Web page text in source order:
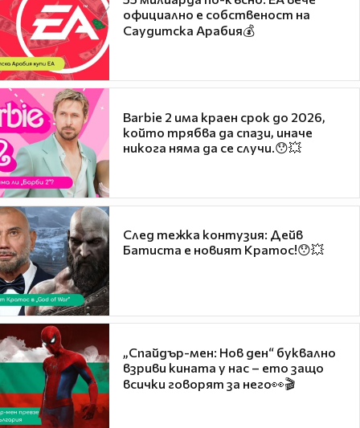
официално е собственост на
Саудитска Арабия💰
Barbie 2 има краен срок до 2026,
който трябва да спази, иначе
никога няма да се случи.😯💥
След тежка контузия: Дейв
Батиста е новият Кратос!😯💥
„Спайдър-мен: Нов ден“ буквално
взриви кината у нас – ето защо
всички говорят за него👀🎬